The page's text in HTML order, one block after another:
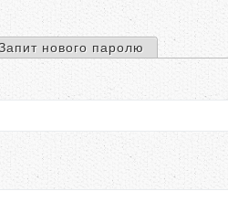
вкладка)
нового паролю